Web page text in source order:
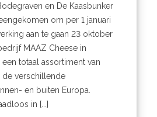
en De Kaasbunker
om per 1 januari
aan te gaan 23 oktober
MAAZ Cheese in
totaal assortiment van
de verschillende
en buiten Europa.
in [...]